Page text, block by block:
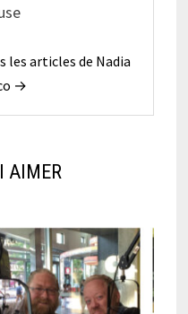
les articles de Nadia
→
AIMER